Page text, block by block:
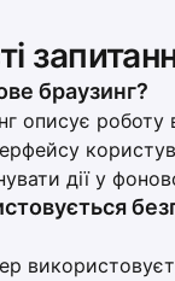
браузинг?
описує роботу
дії у